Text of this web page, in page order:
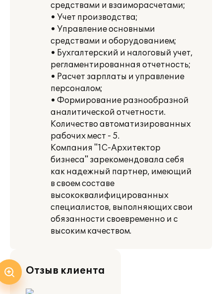
средствами и взаиморасчетами;
• Учет производства;
• Управление основными
средствами и оборудованием;
• Бухгалтерский и налоговый учет,
регламентированная отчетность;
• Расчет зарплаты и управление
персоналом;
• Формирование разнообразной
аналитической отчетности.
Количество автоматизированных
рабочих мест - 5.
Компания "1С-Архитектор
бизнеса" зарекомендовала себя
как надежный партнер, имеющий
в своем составе
высококвалифицированных
специалистов, выполняющих свои
обязанности своевременно и с
высоким качеством.
Отзыв клиента